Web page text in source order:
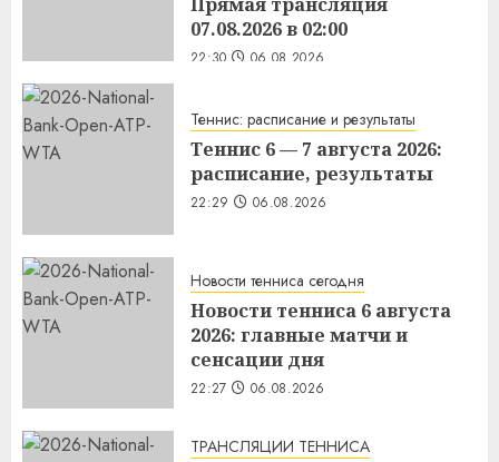
07.08.2026 в 02:00
22:30 06.08.2026
Теннис: расписание и результаты
Теннис 6 — 7 августа 2026:
расписание, результаты
22:29 06.08.2026
Новости тенниса сегодня
Новости тенниса 6 августа
2026: главные матчи и
сенсации дня
22:27 06.08.2026
ТРАНСЛЯЦИИ ТЕННИСА